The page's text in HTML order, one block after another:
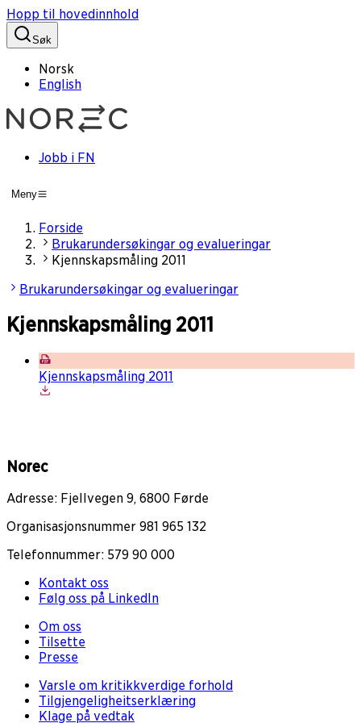
Hopp til hovedinnhold
Søk
Norsk
English
Jobb i FN
Meny
Forside
Brukarundersøkingar og evalueringar
Kjennskapsmåling 2011
Brukarundersøkingar og evalueringar
Kjennskapsmåling 2011
Kjennskapsmåling 2011
Norec
Adresse: Fjellvegen 9, 6800 Førde
Organisasjonsnummer 981 965 132
Telefonnummer: 579 90 000
Kontakt oss
Følg oss på LinkedIn
Om oss
Tilsette
Presse
Varsle om kritikkverdige forhold
Tilgjengeligheitserklæring
Klage på vedtak